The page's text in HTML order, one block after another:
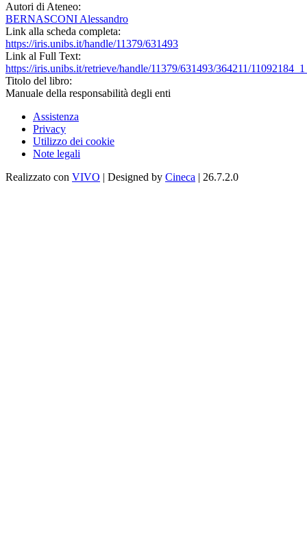
Autori di Ateneo:
BERNASCONI Alessandro
Link alla scheda completa:
https://iris.unibs.it/handle/11379/631493
Link al Full Text:
https://iris.unibs.it/retrieve/handle/11379/631493/364211/
Titolo del libro:
Manuale della responsabilità degli enti
Assistenza
Privacy
Utilizzo dei cookie
Note legali
Realizzato con VIVO | Designed by Cineca | 26.7.2.0